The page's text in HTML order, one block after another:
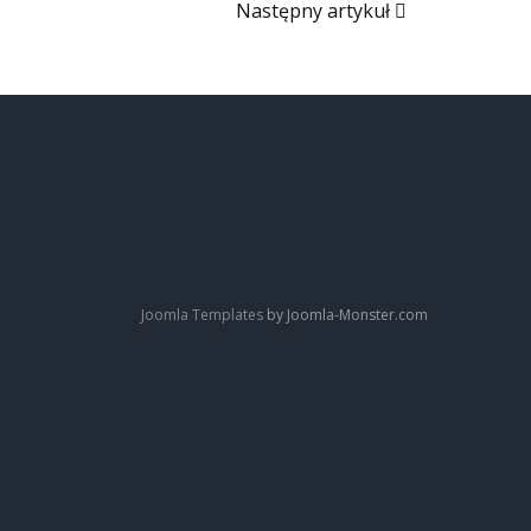
Następny artykuł
Joomla Templates by Joomla-Monster.com